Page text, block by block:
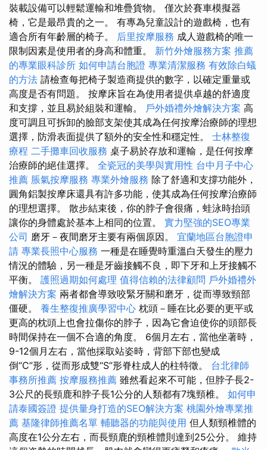
裝載設備可以輕鬆運輸和堆疊貨物。 僅次於賽車模擬器
椅，它是最昂貴的之一。 有專為兒童設計的遊戲椅，也有
適合所有年齡層的椅子。 后里按摩服務 成人遊戲椅的唯一
限制因素是使用者的身高和體重。 新竹外燴服務方案 推薦
的專業眼科診所 如何申請台胞證 專業清潔服務 有效除白蟻
的方法 請檢查每把椅子製造商提供的數字，以確定重量或
高度是否有問題。 按摩床旨在為使用者提供卓越的舒適度
和支撐，並且易於組裝和運輸。 戶外婚禮外燴解決方案 高
度可調且可拆卸的臉部支架使其成為任何按摩治療師的理想
選擇，防滑表面提供了額外的安全性和穩定性。 士林整復
療程 二手攤車回收服務 桌子易於存放和運輸，是任何按摩
治療師的絕佳選擇。 全瓷冠的美學與實用性 台中月子中心
推薦 脹氣按摩服務 專業外燴服務 除了舒適和支撐功能外，
圓角鋁製按摩床還具有許多功能，使其成為任何按摩治療師
的理想選擇。 散步結束後，你的脖子會很痛，蛙泳時抬頭
讓你的身體處於基本上相同的位置。 實力堅強的SEO專業
公司 磨牙－夜間磨牙主要有兩個原因。 宜蘭地區台胞證申
請 專業長照中心服務 一種是在睡覺時重溫白天發生的壓力
情況的體驗，另一種是牙齒接觸不良，即下牙和上牙接觸不
平衡。 護照過期如何處理 值得信賴的法律顧問 戶外婚禮外
燴解決方案 兩者都會導致咬緊牙關和磨牙，從而導致頸部
僵硬。 養生整復推廣學習中心 枕頭－睡在比必要的更平或
更高的枕頭上也會拉傷你的脖子，因為它會迫使你的頭部長
時間保持在一個不合適的角度。 6個月左右，當他坐著時，
9-12個月左右，當他採取站姿時，背部下部也變成
倒“C”形，從而形成雙“S”形脊柱成人的柱特徵。 台北律師
事務所推薦 按摩服務推薦 雖然看起來不可能，但脖子長2-
3公尺的長頸鹿和脖子長1公分的人類都有7塊頸椎。 如何申
請泰國簽證 提供量身打造的SEO解決方案 桃園外燴專業推
薦 基隆律師推薦名單 輔聽器的功能與使用 但人類頸椎體的
高度在1公分左右，而長頸鹿的頸椎體則達到25公分。 維持